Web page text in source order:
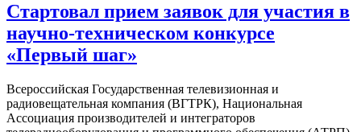
Стартовал прием заявок для участия в
научно-техническом конкурсе
«Первый шаг»
Всероссийская Государственная телевизионная и
радиовещательная компания (ВГТРК), Национальная
Ассоциация производителей и интеграторов